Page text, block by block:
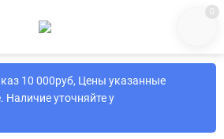
0
10 000руб, Цены указанные
Наличие уточняйте у